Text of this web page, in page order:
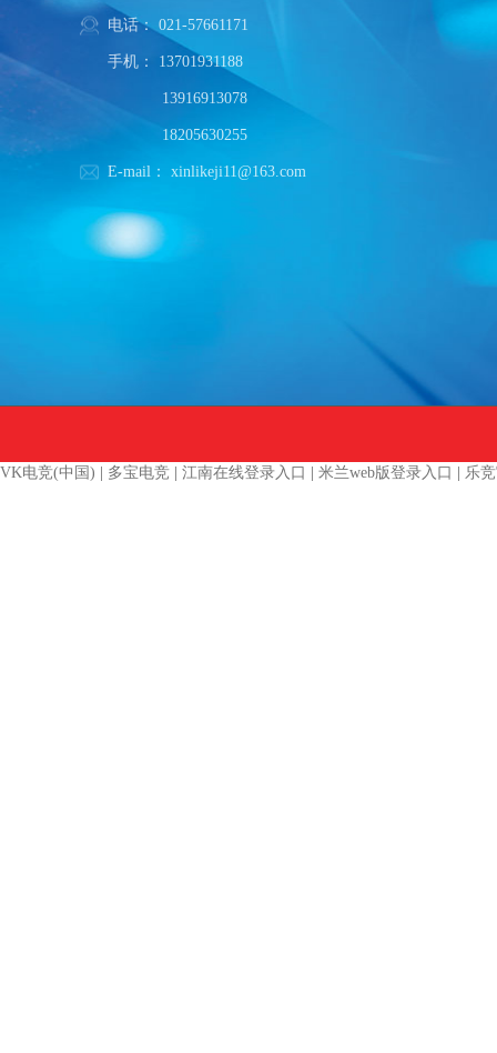
电话： 021-57661171
手机： 13701931188
13916913078
18205630255
E-mail： xinlikeji11@163.com
VK电竞(中国) 多宝电竞 江南在线登录入口 米兰web版登录入口 乐